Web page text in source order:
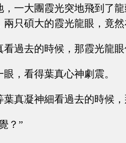
，一大團霞光突地飛到了
兩只碩大的霞光龍眼，竟
看過去的時候，那霞光龍
眼，看得葉真心神劇震。
葉真凝神細看過去的時候
？”